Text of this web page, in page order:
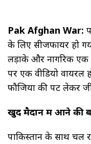
Pak Afghan War:
के लिए सीजफायर हो
लड़ाके और नागरिक एक
पर एक वीडियो
फौजियों की पेंट लेकर
खुद मैदान में आने की
पाकिस्तान के साथ चल